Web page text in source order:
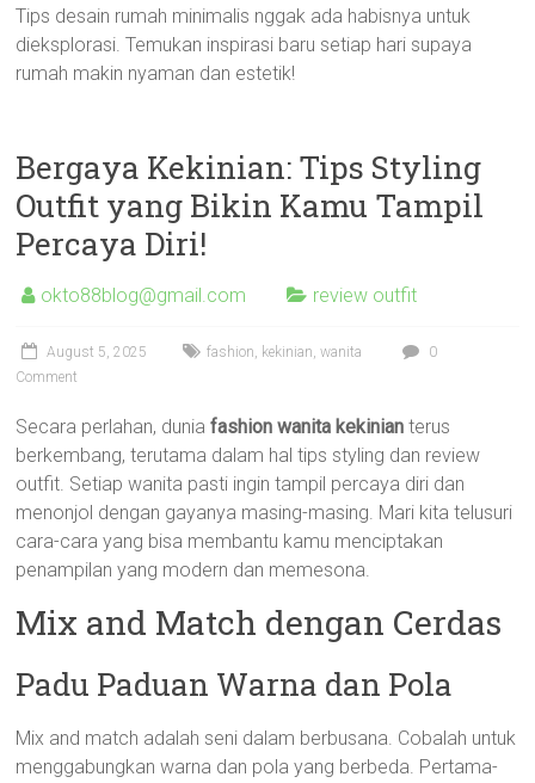
Tips desain rumah minimalis nggak ada habisnya untuk
dieksplorasi. Temukan inspirasi baru setiap hari supaya
rumah makin nyaman dan estetik!
Bergaya Kekinian: Tips Styling
Outfit yang Bikin Kamu Tampil
Percaya Diri!
okto88blog@gmail.com review outfit
August 5, 2025 fashion, kekinian,wanita
0
Comment
Secara perlahan, duniafashion wanita kekinian terus
berkembang, terutama dalam hal tips styling dan review
outfit. Setiap wanita pasti ingin tampil percaya diri dan
menonjol dengan gayanya masing-masing. Mari kita telusuri
cara-cara yang bisa membantu kamu menciptakan
penampilan yang modern dan memesona.
Mix and Match dengan Cerdas
Padu Paduan Warna dan Pola
Mix and match adalah seni dalam berbusana. Cobalah untuk
menggabungkan warna dan pola yang berbeda. Pertama-